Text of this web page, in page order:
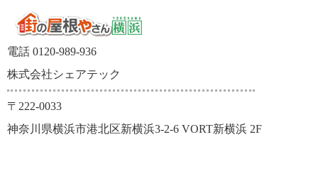
電話 0120-989-936
株式会社シェアテック
〒222-0033
神奈川県横浜市港北区新横浜3-2-6 VORT新横浜 2F